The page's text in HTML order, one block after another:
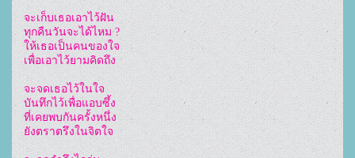
จะเก็บเธอเอาไว้ฝัน
ทุกคืนวันจะได้ไหม ?
ให้เธอเป็นคนของใจ
เพื่อเอาไว้ยามคิดถึง
จะจดเธอไว้ในใจ
บันทึกไว้เพื่อแอบซึ้ง
ที่เคยพบกันครั้งหนึ่ง
ยังตราตรึงในจิตใจ